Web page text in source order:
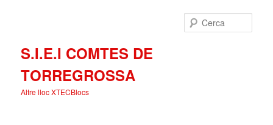
S.I.E.I COMTES DE
TORREGROSSA
Altre lloc XTECBlocs